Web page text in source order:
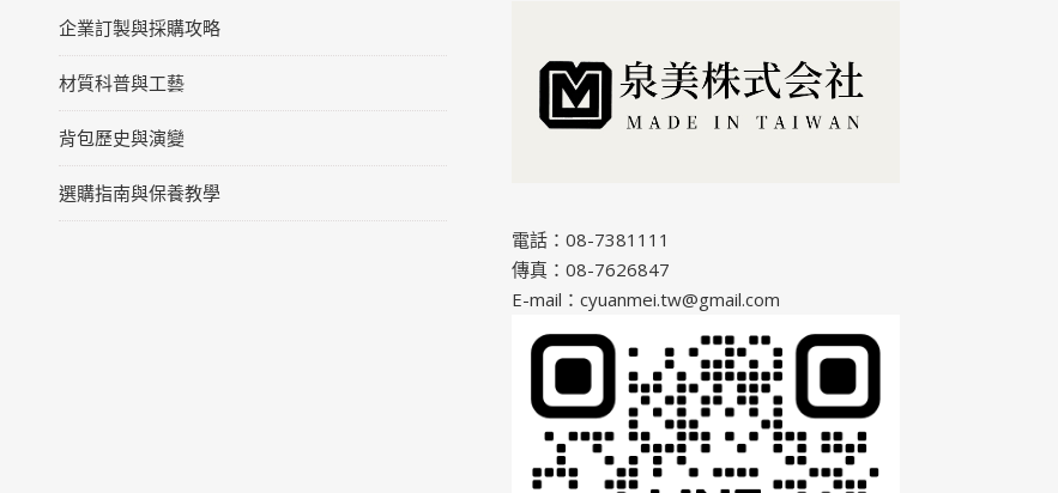
企業訂製與採購攻略
材質科普與工藝
背包歷史與演變
選購指南與保養教學
電話：08-7381111
傳真：08-7626847
E-mail：cyuanmei.tw@gmail.com